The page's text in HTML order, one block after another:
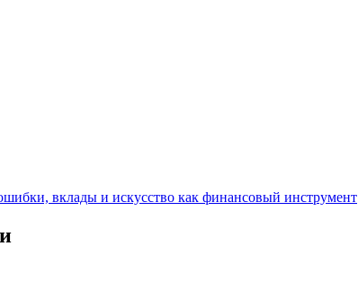
вклады и искусство как финансовый инструмент